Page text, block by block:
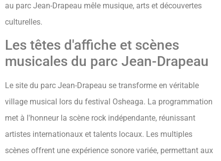
au parc Jean-Drapeau mêle musique, arts et découvertes
culturelles.
Les têtes d'affiche et scènes
musicales du parc Jean-Drapeau
Le site du parc Jean-Drapeau se transforme en véritable
village musical lors du festival Osheaga. La programmation
met à l'honneur la scène rock indépendante, réunissant
artistes internationaux et talents locaux. Les multiples
scènes offrent une expérience sonore variée, permettant aux